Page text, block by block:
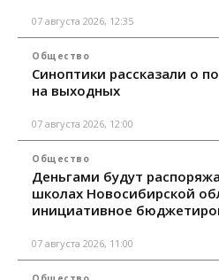
07 августа 2026, 12:35
Общество
Синоптики рассказали о
на выходных
07 августа 2026, 12:00
Общество
Деньгами будут
школах Новосибирской
инициативное
07 августа 2026, 11:00